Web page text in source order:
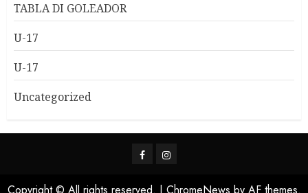
TABLA DI GOLEADOR
U-17
U-17
Uncategorized